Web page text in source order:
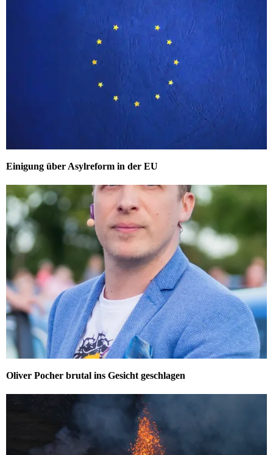
Einigung über Asylreform in der EU
Oliver Pocher brutal ins Gesicht geschlagen